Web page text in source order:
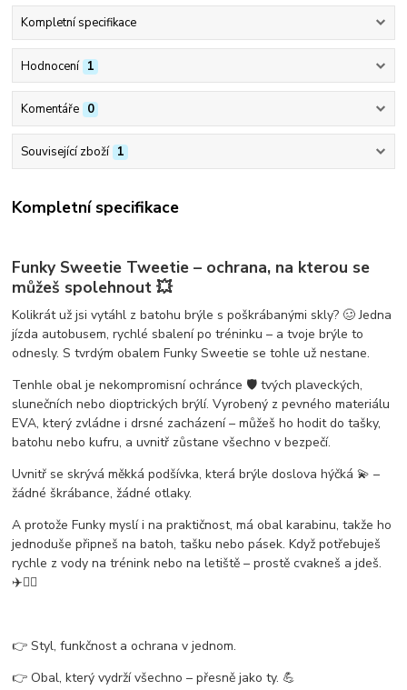
Kompletní specifikace
Hodnocení 1
Komentáře 0
Související zboží 1
Kompletní specifikace
Funky Sweetie Tweetie – ochrana, na kterou se
můžeš spolehnout 💥
Kolikrát už jsi vytáhl z batohu brýle s poškrábanými skly? 🥴 Jedna
jízda autobusem, rychlé sbalení po tréninku – a tvoje brýle to
odnesly. S tvrdým obalemFunky Sweetie se tohle už nestane.
Tenhle obal jenekompromisní ochránce 🛡️ tvých plaveckých,
slunečních nebo dioptrických brýlí. Vyrobený z pevného materiálu
EVA, který zvládne i drsné zacházení – můžeš ho hodit do tašky,
batohu nebo kufru, a uvnitř zůstane všechno v bezpečí.
Uvnitř se skrýváměkká podšívka, která brýle doslovahýčká 💫 –
žádné škrábance, žádné otlaky.
A protože Funky myslí i na praktičnost, má obalkarabinu, takže ho
jednoduše připneš na batoh, tašku nebo pásek. Když potřebuješ
rychle z vody na trénink nebo na letiště – prostě cvakneš a jdeš.
✈️🏊‍♂️
👉 Styl, funkčnost a ochrana v jednom.
👉 Obal, který vydrží všechno – přesně jako ty. 💪